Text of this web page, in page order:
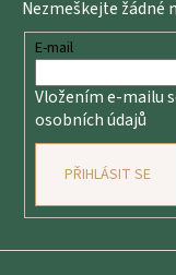
Nezmeškejte žádné
E-mail
Vložením e-mailu
osobních údajů
PŘIHLÁSIT SE